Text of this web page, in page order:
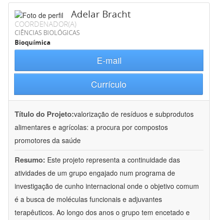
Adelar Bracht
COORDENADOR(A)
CIÊNCIAS BIOLÓGICAS
Bioquímica
E-mail
Currículo
Título do Projeto:valorização de resíduos e subprodutos
alimentares e agrícolas: a procura por compostos
promotores da saúde
Resumo: Este projeto representa a continuidade das
atividades de um grupo engajado num programa de
investigação de cunho internacional onde o objetivo comum
é a busca de moléculas funcionais e adjuvantes
terapêuticos. Ao longo dos anos o grupo tem encetado e